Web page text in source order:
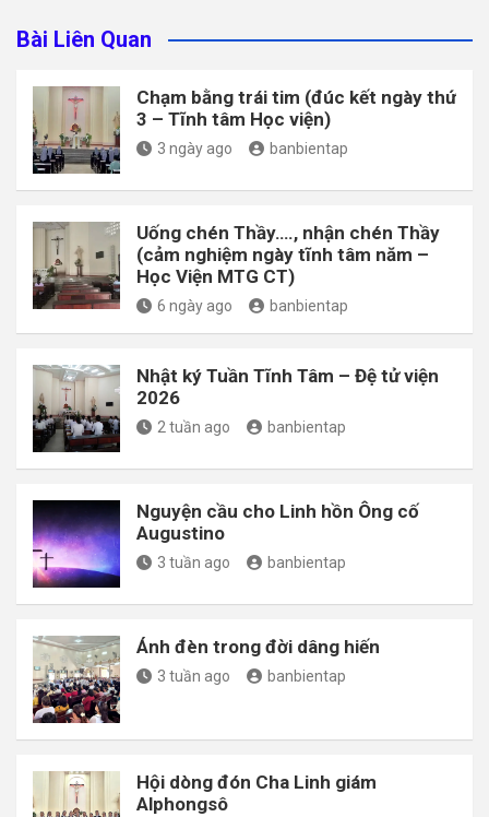
Bài Liên Quan
Chạm bằng trái tim (đúc kết ngày thứ
3 – Tĩnh tâm Học viện)
3 ngày ago banbientap
Uống chén Thầy…., nhận chén Thầy
(cảm nghiệm ngày tĩnh tâm năm –
Học Viện MTG CT)
6 ngày ago banbientap
Nhật ký Tuần Tĩnh Tâm – Đệ tử viện
2026
2 tuần ago banbientap
Nguyện cầu cho Linh hồn Ông cố
Augustino
3 tuần ago banbientap
Ánh đèn trong đời dâng hiến
3 tuần ago banbientap
Hội dòng đón Cha Linh giám
Alphongsô